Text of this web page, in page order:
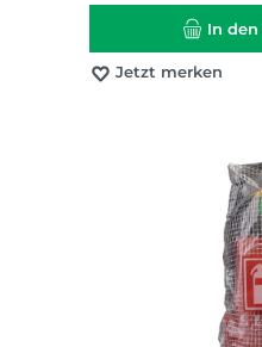
In
Jetzt merken